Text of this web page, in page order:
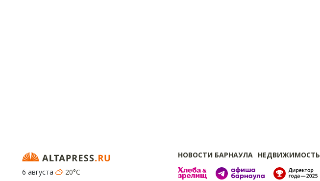
НОВОСТИ БАРНАУЛА НЕДВИЖИМОСТЬ
6 августа
20°C